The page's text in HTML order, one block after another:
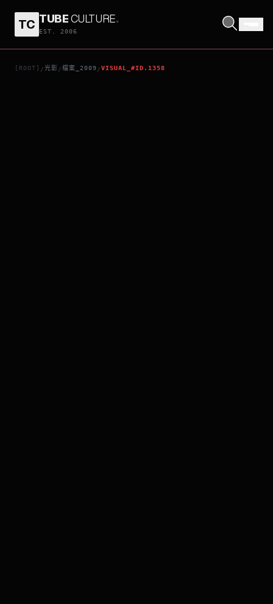
TC TUBECULTURE.
EST. 2006
[ROOT] /光影 /檔案_2009 /VISUAL_#ID.1358
李太的秘密生活